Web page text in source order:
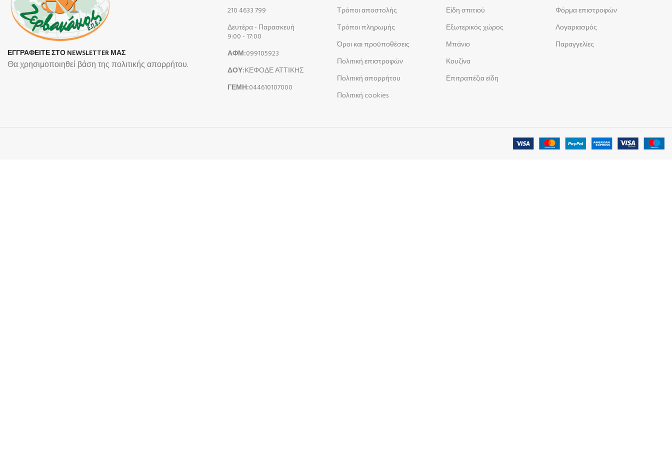
ΕΓΓΡΑΦΕΙΤΕ ΣΤΟ NEWSLETTER ΜΑΣ
Θα χρησιμοποιηθεί βάση της πολιτικής απορρήτου.
210 4633 799
Δευτέρα - Παρασκευή
9:00 - 17:00
ΑΦΜ:099105923
ΔΟΥ:ΚΕΦΟΔΕ ΑΤΤΙΚΗΣ
ΓΕΜΗ:044610107000
Τρόποι αποστολής
Τρόποι πληρωμής
Όροι και προϋποθέσεις
Πολιτική επιστροφών
Πολιτική απορρήτου
Πολιτική cookies
Είδη σπιτιού
Εξωτερικός χώρος
Μπάνιο
Κουζίνα
Επιτραπέζια είδη
Φόρμα επιστροφών
Λογαριασμός
Παραγγελίες